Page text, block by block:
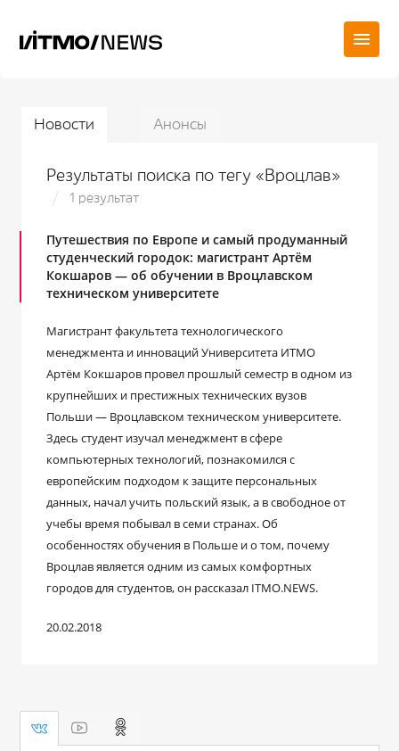
Новости Анонсы
Результаты поиска по тегу «Вроцлав»
1 результат
Путешествия по Европе и самый продуманный
студенческий городок: магистрант Артём
Кокшаров — об обучении в Вроцлавском
техническом университете
Магистрант факультета технологического
менеджмента и инноваций Университета ИТМО
Артём Кокшаров провел прошлый семестр в одном из
крупнейших и престижных технических вузов
Польши — Вроцлавском техническом университете.
Здесь студент изучал менеджмент в сфере
компьютерных технологий, познакомился с
европейским подходом к защите персональных
данных, начал учить польский язык, а в свободное от
учебы время побывал в семи странах. Об
особенностях обучения в Польше и о том, почему
Вроцлав является одним из самых комфортных
городов для студентов, он рассказал ITMO.NEWS.
20.02.2018